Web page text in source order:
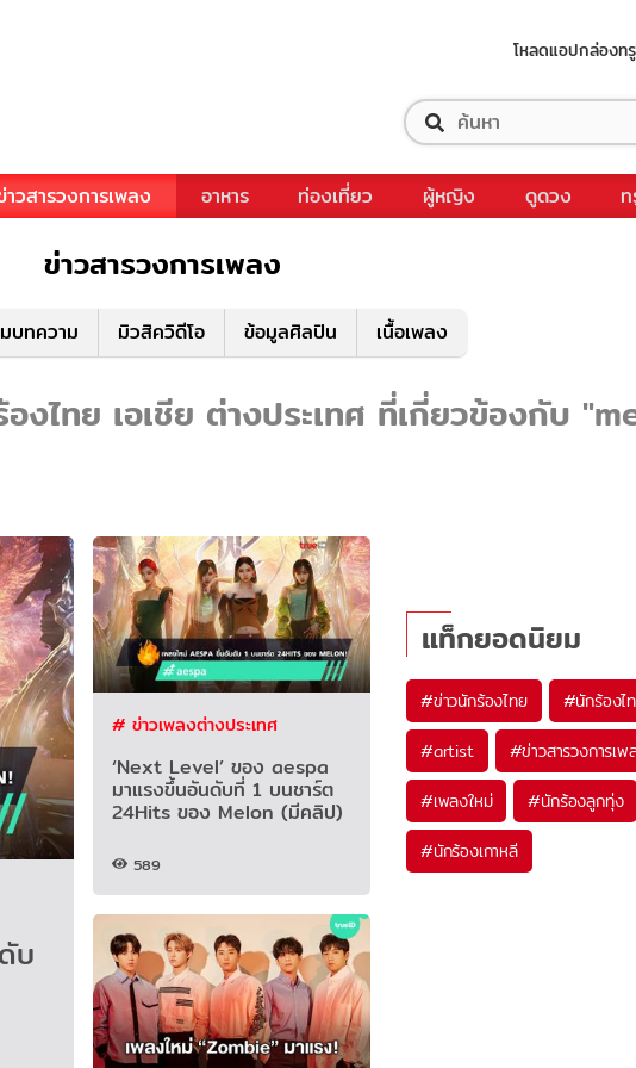
โหลดแอปกล่องท
าวสารวงการเพลง อาหาร ท่องเที่ยว ผู้หญิง ดูดวง
ข่าวสารวงการเพลง
บทความ มิวสิควิดีโอ ข้อมูลศิลปิน เนื้อเพลง
ไทย เอเชีย ต่างประเทศ ที่เกี่ยวข้องกับ
บ
# ข่าวเพลงต่างประเทศ
‘Next Level’ ของ aespa
มาแรงขึ้นอันดับที่ 1 บนชาร์ต
24Hits ของ Melon (มีคลิป)
589
แท็กยอดนิยม
#ข่าวนักร้องไทย #นักร้องไ
#artist #ข่าวสารวงการเพ
#เพลงใหม่ #นักร้องลูกทุ่ง
#นักร้องเกาหลี